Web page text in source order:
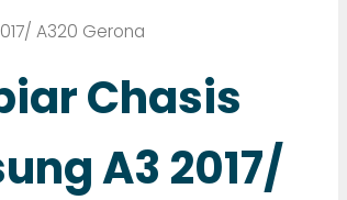
A320 Gerona
Chasis
A3 2017/